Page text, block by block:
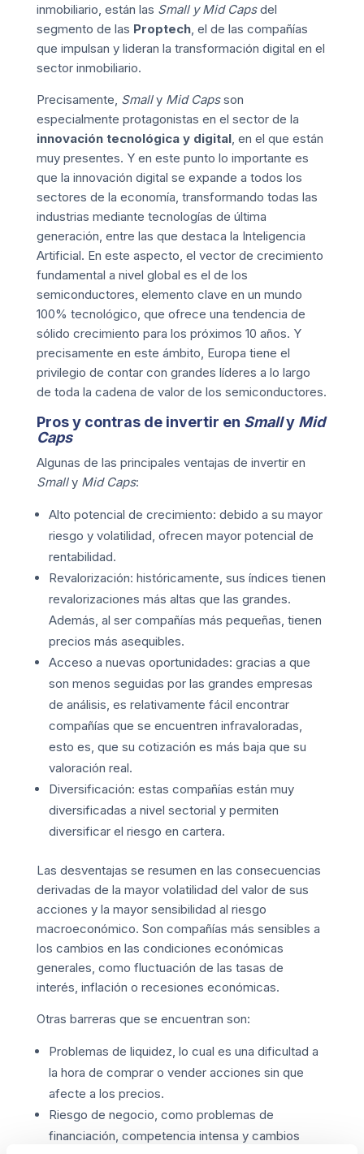
inmobiliario, están las Small y Mid Capsdel
segmento de las Proptech, el de las compañías
que impulsan y lideran la transformación digital en el
sector inmobiliario.
Precisamente, Smally Mid Capsson
especialmente protagonistas en el sector de la
innovación tecnológica y digital, en el que están
muy presentes. Y en este punto lo importante es
que la innovación digital se expande a todos los
sectores de la economía, transformando todas las
industrias mediante tecnologías de última
generación, entre las que destaca la Inteligencia
Artificial. En este aspecto, el vector de crecimiento
fundamental a nivel global es el de los
semiconductores, elemento clave en un mundo
100% tecnológico, que ofrece una tendencia de
sólido crecimiento para los próximos 10 años. Y
precisamente en este ámbito, Europa tiene el
privilegio de contar con grandes líderes a lo largo
de toda la cadena de valor de los semiconductores.
Pros y contras de invertir en Smally Mid
Caps
Algunas de las principales ventajas de invertir en
Smally Mid Caps:
Alto potencial de crecimiento: debido a su mayor
riesgo y volatilidad, ofrecen mayor potencial de
rentabilidad.
Revalorización: históricamente, sus índices tienen
revalorizaciones más altas que las grandes.
Además, al ser compañías más pequeñas, tienen
precios más asequibles.
Acceso a nuevas oportunidades: gracias a que
son menos seguidas por las grandes empresas
de análisis, es relativamente fácil encontrar
compañías que se encuentren infravaloradas,
esto es, que su cotización es más baja que su
valoración real.
Diversificación: estas compañías están muy
diversificadas a nivel sectorial y permiten
diversificar el riesgo en cartera.
Las desventajas se resumen en las consecuencias
derivadas de la mayor volatilidad del valor de sus
acciones y la mayor sensibilidad al riesgo
macroeconómico. Son compañías más sensibles a
los cambios en las condiciones económicas
generales, como fluctuación de las tasas de
interés, inflación o recesiones económicas.
Otras barreras que se encuentran son:
Problemas de liquidez, lo cual es una dificultad a
la hora de comprar o vender acciones sin que
afecte a los precios.
Riesgo de negocio, como problemas de
financiación, competencia intensa y cambios